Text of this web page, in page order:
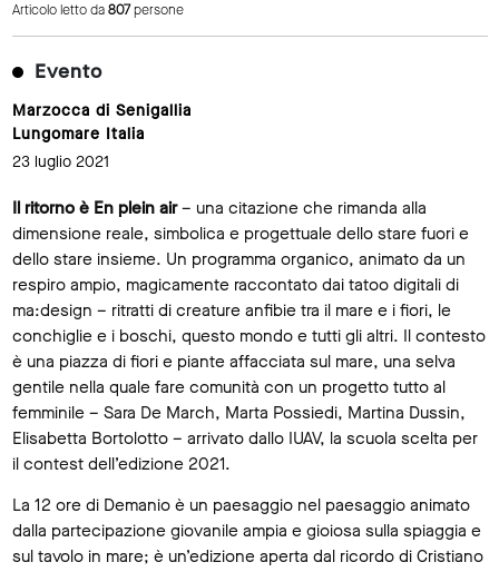
Articolo letto da807persone
Evento
Marzocca di Senigallia
Lungomare Italia
23 luglio 2021
Il ritorno è En plein air– una citazione che rimanda alla
dimensione reale, simbolica e progettuale dello stare fuori e
dello stare insieme. Un programma organico, animato da un
respiro ampio, magicamente raccontato dai tatoo digitali di
ma:design – ritratti di creature anfibie tra il mare e i fiori, le
conchiglie e i boschi, questo mondo e tutti gli altri. Il contesto
è una piazza di fiori e piante affacciata sul mare, una selva
gentile nella quale fare comunità con un progetto tutto al
femminile – Sara De March, Marta Possiedi, Martina Dussin,
Elisabetta Bortolotto – arrivato dallo IUAV, la scuola scelta per
il contest dell’edizione 2021.
La 12 ore di Demanio è un paesaggio nel paesaggio animato
dalla partecipazione giovanile ampia e gioiosa sulla spiaggia e
sul tavolo in mare; è un’edizione aperta dal ricordo di Cristiano